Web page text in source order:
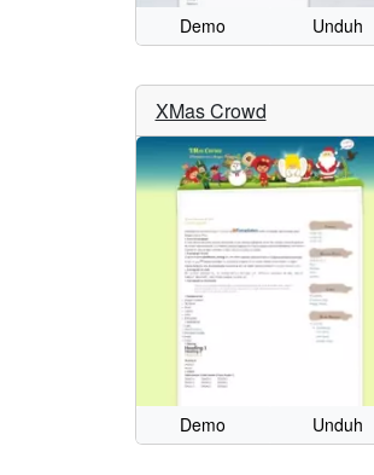
Demo Unduh
XMas Crowd
Demo Unduh